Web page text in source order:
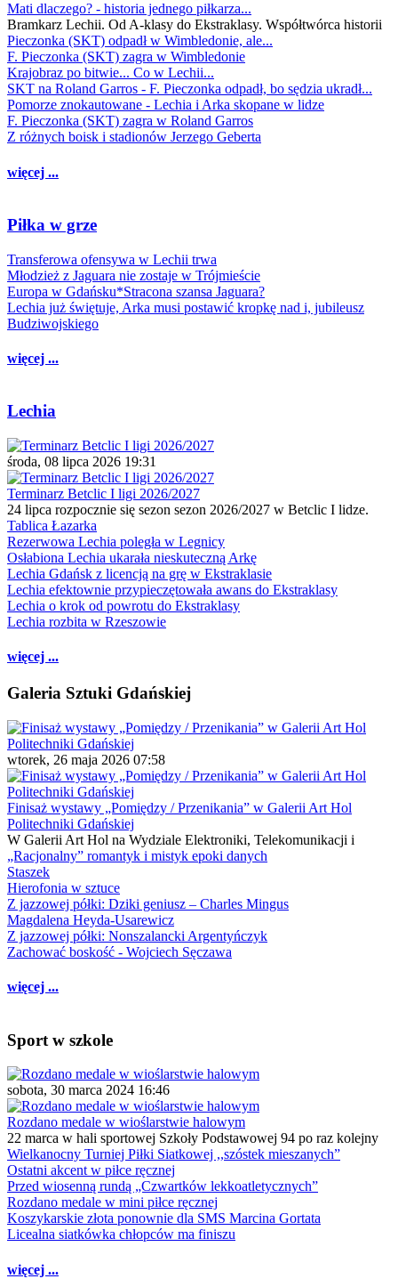
Mati dlaczego? - historia jednego piłkarza...
Bramkarz Lechii. Od A-klasy do Ekstraklasy. Współtwórca historii
Pieczonka (SKT) odpadł w Wimbledonie, ale...
F. Pieczonka (SKT) zagra w Wimbledonie
Krajobraz po bitwie... Co w Lechii...
SKT na Roland Garros - F. Pieczonka odpadł, bo sędzia ukradł...
Pomorze znokautowane - Lechia i Arka skopane w lidze
F. Pieczonka (SKT) zagra w Roland Garros
Z różnych boisk i stadionów Jerzego Geberta
więcej ...
Piłka w grze
Transferowa ofensywa w Lechii trwa
Młodzież z Jaguara nie zostaje w Trójmieście
Europa w Gdańsku*Stracona szansa Jaguara?
Lechia już świętuje, Arka musi postawić kropkę nad i, jubileusz
Budziwojskiego
więcej ...
Lechia
środa, 08 lipca 2026 19:31
Terminarz Betclic I ligi 2026/2027
24 lipca rozpocznie się sezon sezon 2026/2027 w Betclic I lidze.
Tablica Łazarka
Rezerwowa Lechia poległa w Legnicy
Osłabiona Lechia ukarała nieskuteczną Arkę
Lechia Gdańsk z licencją na grę w Ekstraklasie
Lechia efektownie przypieczętowała awans do Ekstraklasy
Lechia o krok od powrotu do Ekstraklasy
Lechia rozbita w Rzeszowie
więcej ...
Galeria Sztuki Gdańskiej
wtorek, 26 maja 2026 07:58
Finisaż wystawy „Pomiędzy / Przenikania” w Galerii Art Hol
Politechniki Gdańskiej
W Galerii Art Hol na Wydziale Elektroniki, Telekomunikacji i
„Racjonalny” romantyk i mistyk epoki danych
Staszek
Hierofonia w sztuce
Z jazzowej półki: Dziki geniusz – Charles Mingus
Magdalena Heyda-Usarewicz
Z jazzowej półki: Nonszalancki Argentyńczyk
Zachować boskość - Wojciech Sęczawa
więcej ...
Sport w szkole
sobota, 30 marca 2024 16:46
Rozdano medale w wioślarstwie halowym
22 marca w hali sportowej Szkoły Podstawowej 94 po raz kolejny
Wielkanocny Turniej Piłki Siatkowej ,,szóstek mieszanych”
Ostatni akcent w piłce ręcznej
Przed wiosenną rundą „Czwartków lekkoatletycznych”
Rozdano medale w mini piłce ręcznej
Koszykarskie złota ponownie dla SMS Marcina Gortata
Licealna siatkówka chłopców ma finiszu
więcej ...